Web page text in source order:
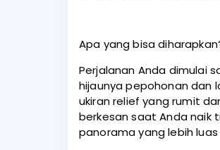
Apa yang bisa
Perjalanan Anda dimulai
hijaunya pepohonan dan
ukiran relief yang rumit
berkesan saat Anda naik
panorama yang lebih